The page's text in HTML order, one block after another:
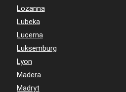
Lozanna
Lubeka
Lucerna
Luksemburg
Lyon
Madera
Madryt